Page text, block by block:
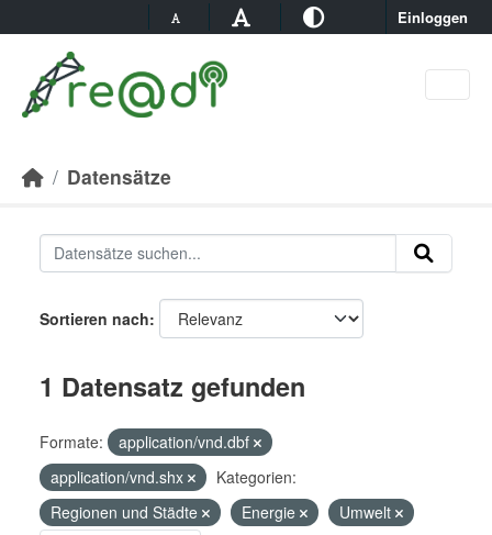
Einloggen
Datensätze
Sortieren nach
1 Datensatz gefunden
Formate:
application/vnd.dbf
application/vnd.shx
Kategorien:
Regionen und Städte
Energie
Umwelt